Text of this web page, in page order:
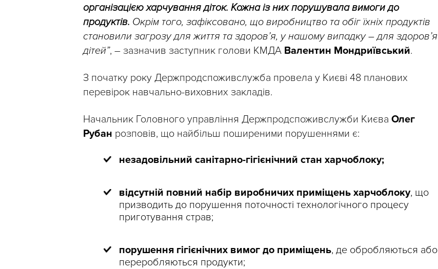
організацією харчування діток. Кожна із них порушувала вимоги до
продуктів. Окрім того, зафіксовано, що виробництво та обіг їхніх продуктів
становили загрозу для життя та здоров’я, у нашому випадку – для здоров’я
дітей”, – зазначив заступник голови КМДА Валентин Мондриївський.
З початку року Держпродспоживслужба провела у Києві 48 планових
перевірок навчально-виховних закладів.
Начальник Головного управління Держпродспоживслужби Києва Олег
Рубан розповів, що найбільш поширеними порушеннями є:
незадовільний санітарно-гігієнічний стан харчоблоку;
відсутній повний набір виробничих приміщень харчоблоку, що
призводить до порушення поточності технологічного процесу
приготування страв;
порушення гігієнічних вимог до приміщень, де обробляються або
переробляються продукти;